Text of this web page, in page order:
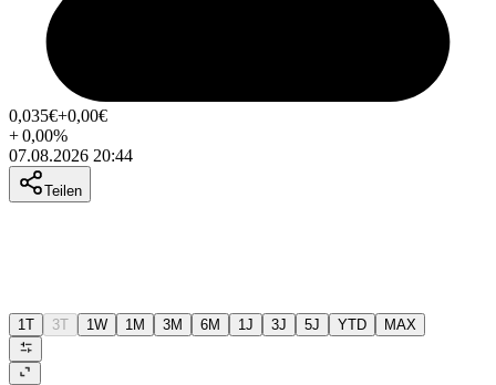
0,035€+0,00€
+0,00%
07.08.2026 20:44
Teilen
1T 3T 1W 1M 3M 6M 1J 3J 5J YTD MAX